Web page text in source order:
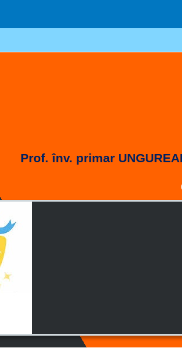
Prof. înv. primar